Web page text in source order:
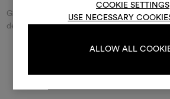
COOKIE SETTINGS
USE NECESSARY
ALLOW ALL
Geben Sie den Namen der Straße/des
der Stadt ein und entdecken Sie den